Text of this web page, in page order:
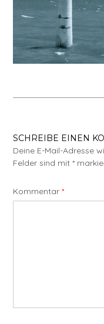
SCHREIBE EINEN
Deine E-Mail-Adresse
Felder sind mit *
Kommentar *